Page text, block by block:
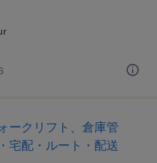
ークリフト、倉庫管
宅配・ルート・配送